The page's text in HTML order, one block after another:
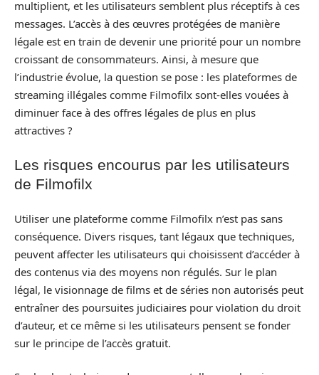
multiplient, et les utilisateurs semblent plus réceptifs à ces
messages. L’accès à des œuvres protégées de manière
légale est en train de devenir une priorité pour un nombre
croissant de consommateurs. Ainsi, à mesure que
l’industrie évolue, la question se pose : les plateformes de
streaming illégales comme Filmofilx sont-elles vouées à
diminuer face à des offres légales de plus en plus
attractives ?
Les risques encourus par les utilisateurs
de Filmofilx
Utiliser une plateforme comme Filmofilx n’est pas sans
conséquence. Divers risques, tant légaux que techniques,
peuvent affecter les utilisateurs qui choisissent d’accéder à
des contenus via des moyens non régulés. Sur le plan
légal, le visionnage de films et de séries non autorisés peut
entraîner des poursuites judiciaires pour violation du droit
d’auteur, et ce même si les utilisateurs pensent se fonder
sur le principe de l’accès gratuit.